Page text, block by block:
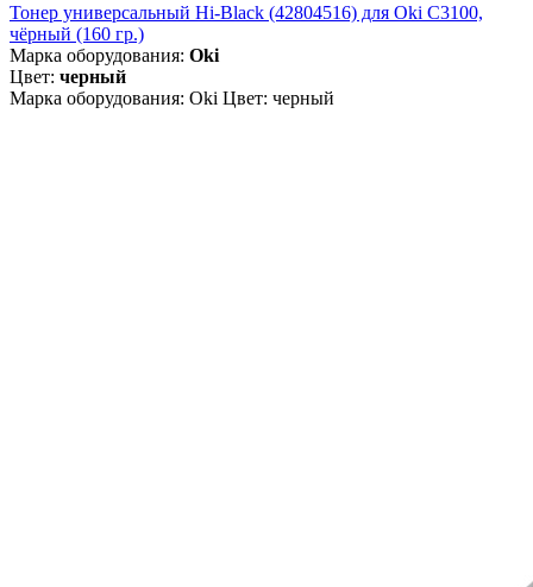
Тонер универсальный Hi-Black (42804516) для Oki С3100,
чёрный (160 гр.)
Марка оборудования: Oki
Цвет: черный
Марка оборудования: Oki Цвет: черный